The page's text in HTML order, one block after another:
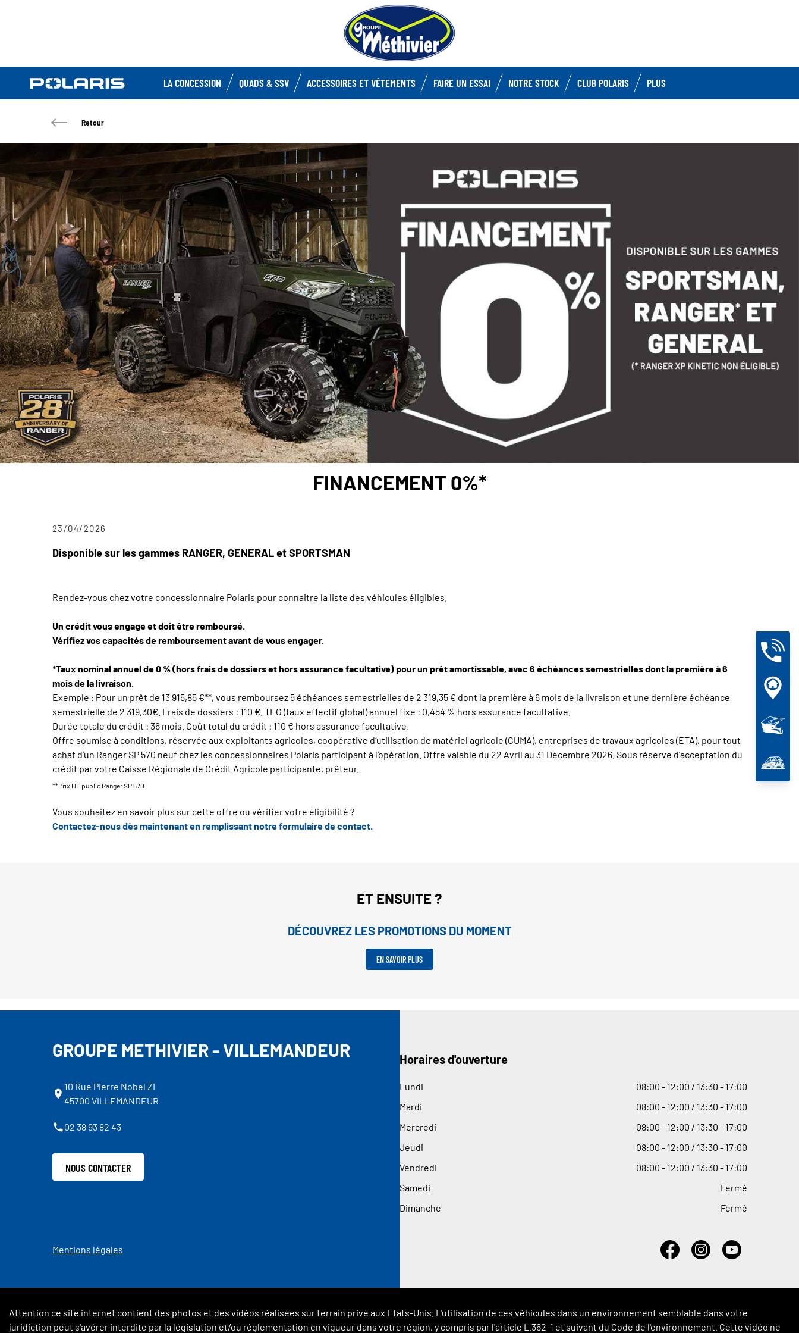
LA CONCESSION QUADS & SSV ACCESSOIRES ET VÊTEMENTS FAIRE UN ESSAI NOTRE STOCK CLUB POLARIS PLUS
Retour
FINANCEMENT 0%*
23/04/2026
Disponible sur les gammes RANGER, GENERAL et SPORTSMAN
Rendez-vous chez votre concessionnaire Polaris pour connaitre la liste des véhicules éligibles.
Un crédit vous engage et doit être remboursé.
Vérifiez vos capacités de remboursement avant de vous engager.
*Taux nominal annuel de 0 % (hors frais de dossiers et hors assurance facultative) pour un prêt amortissable, avec 6 échéances semestrielles dont la première à 6
mois de la livraison.
Exemple : Pour un prêt de 13 915,85 €**, vous remboursez 5 échéances semestrielles de 2 319,35 € dont la première à 6 mois de la livraison et une dernière échéance
semestrielle de 2 319,30€. Frais de dossiers : 110 €. TEG (taux effectif global) annuel fixe : 0,454 % hors assurance facultative.
Durée totale du crédit : 36 mois. Coût total du crédit : 110 € hors assurance facultative.
Offre soumise à conditions, réservée aux exploitants agricoles, coopérative d’utilisation de matériel agricole (CUMA), entreprises de travaux agricoles (ETA), pour tout
achat d’un Ranger SP 570 neuf chez les concessionnaires Polaris participant à l’opération. Offre valable du 22 Avril au 31 Décembre 2026. Sous réserve d’acceptation du
crédit par votre Caisse Régionale de Crédit Agricole participante, prêteur.
**Prix HT public Ranger SP 570
Vous souhaitez en savoir plus sur cette offre ou vérifier votre éligibilité ?
Contactez-nous dès maintenant en remplissant notre formulaire de contact.
ET ENSUITE ?
DÉCOUVREZ LES PROMOTIONS DU MOMENT
EN SAVOIR PLUS
GROUPE METHIVIER - VILLEMANDEUR
10 Rue Pierre Nobel ZI
45700 VILLEMANDEUR
02 38 93 82 43
NOUS CONTACTER
Horaires d'ouverture
Lundi 08:00 - 12:00 / 13:30 - 17:00
Mardi
08:00 - 12:00 / 13:30 - 17:00
Mercredi
08:00 - 12:00 / 13:30 - 17:00
Jeudi
08:00 - 12:00 / 13:30 - 17:00
Vendredi
08:00 - 12:00 / 13:30 - 17:00
Samedi
Fermé
Dimanche
Fermé
Mentions légales
Attention ce site internet contient des photos et des vidéos réalisées sur terrain privé aux Etats-Unis. L'utilisation de ces véhicules dans un environnement semblable dans votre
juridiction peut s'avérer interdite par la législation et/ou réglementation en vigueur dans votre région, y compris par l'article L.362-1 et suivant du Code de l'environnement. Cette vidéo ne